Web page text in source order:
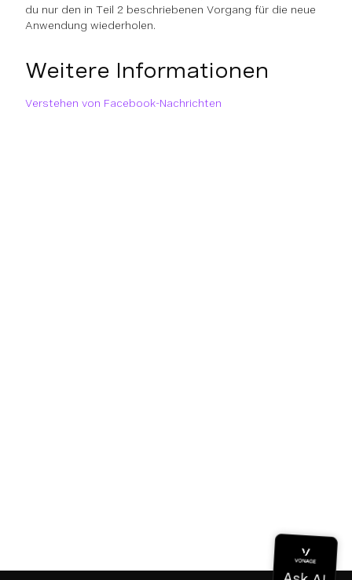
du nur den in Teil 2 beschriebenen Vorgang für die neue
Anwendung wiederholen.
Weitere Informationen
Verstehen von Facebook-Nachrichten